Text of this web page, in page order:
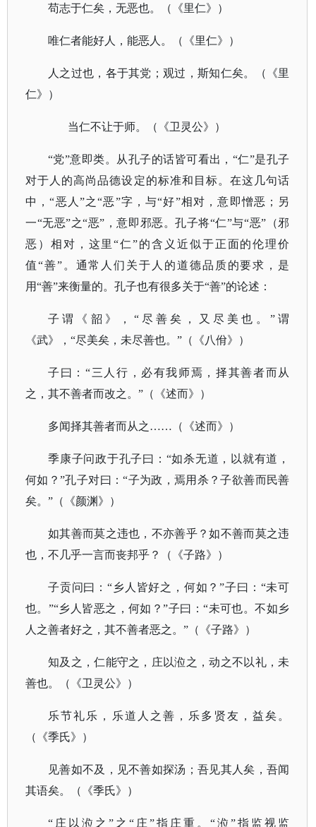
苟志于仁矣，无恶也。（《里仁》）
唯仁者能好人，能恶人。（《里仁》）
人之过也，各于其党；观过，斯知仁矣。（《里
仁》）
当仁不让于师。（《卫灵公》）
“党”意即类。从孔子的话皆可看出，“仁”是孔子
对于人的高尚品德设定的标准和目标。在这几句话
中，“恶人”之“恶”字，与“好”相对，意即憎恶；另
一“无恶”之“恶”，意即邪恶。孔子将“仁”与“恶”（邪
恶）相对，这里“仁”的含义近似于正面的伦理价
值“善”。通常人们关于人的道德品质的要求，是
用“善”来衡量的。孔子也有很多关于“善”的论述：
子谓《韶》， “尽善矣，又尽美也。”谓
《武》，“尽美矣，未尽善也。”（《八佾》）
子曰： “三人行，必有我师焉，择其善者而从
之，其不善者而改之。”（《述而》）
多闻择其善者而从之……（《述而》）
季康子问政于孔子曰： “如杀无道，以就有道，
何如？”孔子对曰：“子为政，焉用杀？子欲善而民善
矣。”（《颜渊》）
如其善而莫之违也，不亦善乎？如不善而莫之违
也，不几乎一言而丧邦乎？（《子路》）
子贡问曰：“乡人皆好之，何如？”子曰：“未可
也。”“乡人皆恶之，何如？”子曰：“未可也。不如乡
人之善者好之，其不善者恶之。”（《子路》）
知及之，仁能守之，庄以涖之，动之不以礼，未
善也。（《卫灵公》）
乐节礼乐，乐道人之善，乐多贤友，益矣。
（《季氏》）
见善如不及，见不善如探汤；吾见其人矣，吾闻
其语矣。（《季氏》）
“庄以涖之”之“庄”指庄重。“涖”指监视监